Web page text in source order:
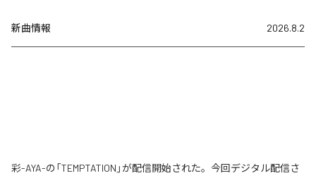
新曲情報 2026.8.2
彩-AYA-の「TEMPTATION」が配信開始された。今回デジタル配信さ